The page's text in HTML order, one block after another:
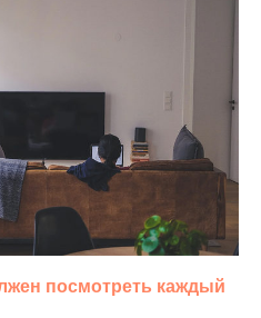
посмотреть каждый